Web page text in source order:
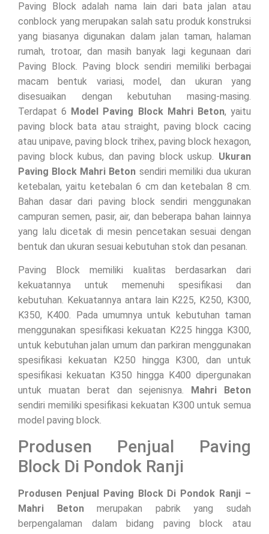
Paving Block adalah nama lain dari bata jalan atau
conblock yang merupakan salah satu produk konstruksi
yang biasanya digunakan dalam jalan taman, halaman
rumah, trotoar, dan masih banyak lagi kegunaan dari
Paving Block. Paving block sendiri memiliki berbagai
macam bentuk variasi, model, dan ukuran yang
disesuaikan dengan kebutuhan masing-masing.
Terdapat 6 Model Paving Block Mahri Beton, yaitu
paving block bata atau straight, paving block cacing
atau unipave, paving block trihex, paving block hexagon,
paving block kubus, dan paving block uskup. Ukuran
Paving Block Mahri Beton sendiri memiliki dua ukuran
ketebalan, yaitu ketebalan 6 cm dan ketebalan 8 cm.
Bahan dasar dari paving block sendiri menggunakan
campuran semen, pasir, air, dan beberapa bahan lainnya
yang lalu dicetak di mesin pencetakan sesuai dengan
bentuk dan ukuran sesuai kebutuhan stok dan pesanan.
Paving Block memiliki kualitas berdasarkan dari
kekuatannya untuk memenuhi spesifikasi dan
kebutuhan. Kekuatannya antara lain K225, K250, K300,
K350, K400. Pada umumnya untuk kebutuhan taman
menggunakan spesifikasi kekuatan K225 hingga K300,
untuk kebutuhan jalan umum dan parkiran menggunakan
spesifikasi kekuatan K250 hingga K300, dan untuk
spesifikasi kekuatan K350 hingga K400 dipergunakan
untuk muatan berat dan sejenisnya.
Mahri Beton
sendiri memiliki spesifikasi kekuatan K300 untuk semua
model paving block.
Produsen Penjual Paving
Block Di Pondok Ranji
Produsen Penjual Paving Block Di Pondok Ranji –
Mahri Betonmerupakan pabrik yang sudah
berpengalaman dalam bidang paving block atau